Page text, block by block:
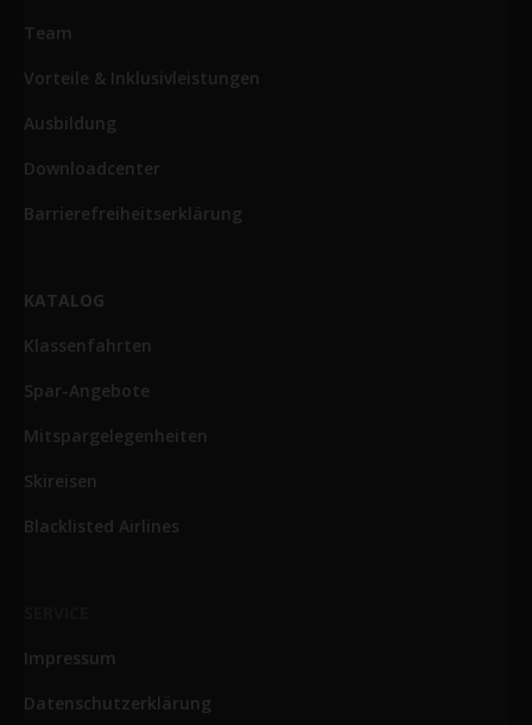
Team
Vorteile & Inklusivleistungen
Ausbildung
Downloadcenter
Barrierefreiheitserklärung
KATALOG
Klassenfahrten
Spar-Angebote
Mitspargelegenheiten
Skireisen
Blacklisted Airlines
Impressum
Datenschutzerklärung